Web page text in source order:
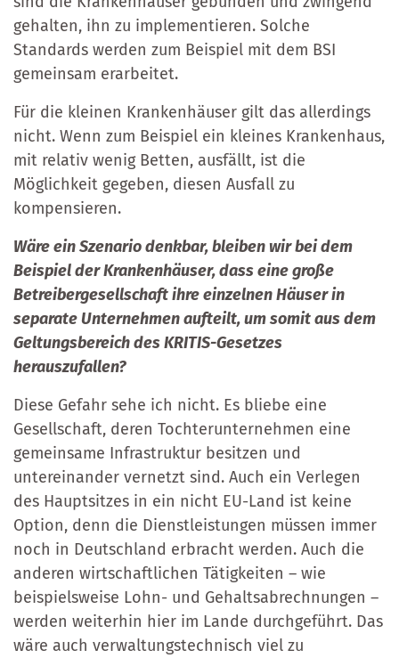
gehalten, ihn zu implementieren. Solche
Standards werden zum Beispiel mit dem BSI
gemeinsam erarbeitet.
Für die kleinen Krankenhäuser gilt das allerdings
nicht. Wenn zum Beispiel ein kleines Krankenhaus,
mit relativ wenig Betten, ausfällt, ist die
Möglichkeit gegeben, diesen Ausfall zu
kompensieren.
Wäre ein Szenario denkbar, bleiben wir bei dem
Beispiel der Krankenhäuser, dass eine große
Betreibergesellschaft ihre einzelnen Häuser in
separate Unternehmen aufteilt, um somit aus dem
Geltungsbereich des KRITIS-Gesetzes
herauszufallen?
Diese Gefahr sehe ich nicht. Es bliebe eine
Gesellschaft, deren Tochterunternehmen eine
gemeinsame Infrastruktur besitzen und
untereinander vernetzt sind. Auch ein Verlegen
des Hauptsitzes in ein nicht EU-Land ist keine
Option, denn die Dienstleistungen müssen immer
noch in Deutschland erbracht werden. Auch die
anderen wirtschaftlichen Tätigkeiten – wie
beispielsweise Lohn- und Gehaltsabrechnungen –
werden weiterhin hier im Lande durchgeführt. Das
wäre auch verwaltungstechnisch viel zu